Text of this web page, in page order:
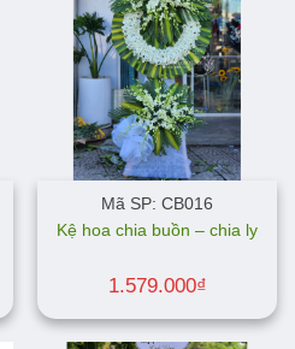
Mã SP: CB016
Kệ hoa chia buồn – chia ly
1.579.000₫